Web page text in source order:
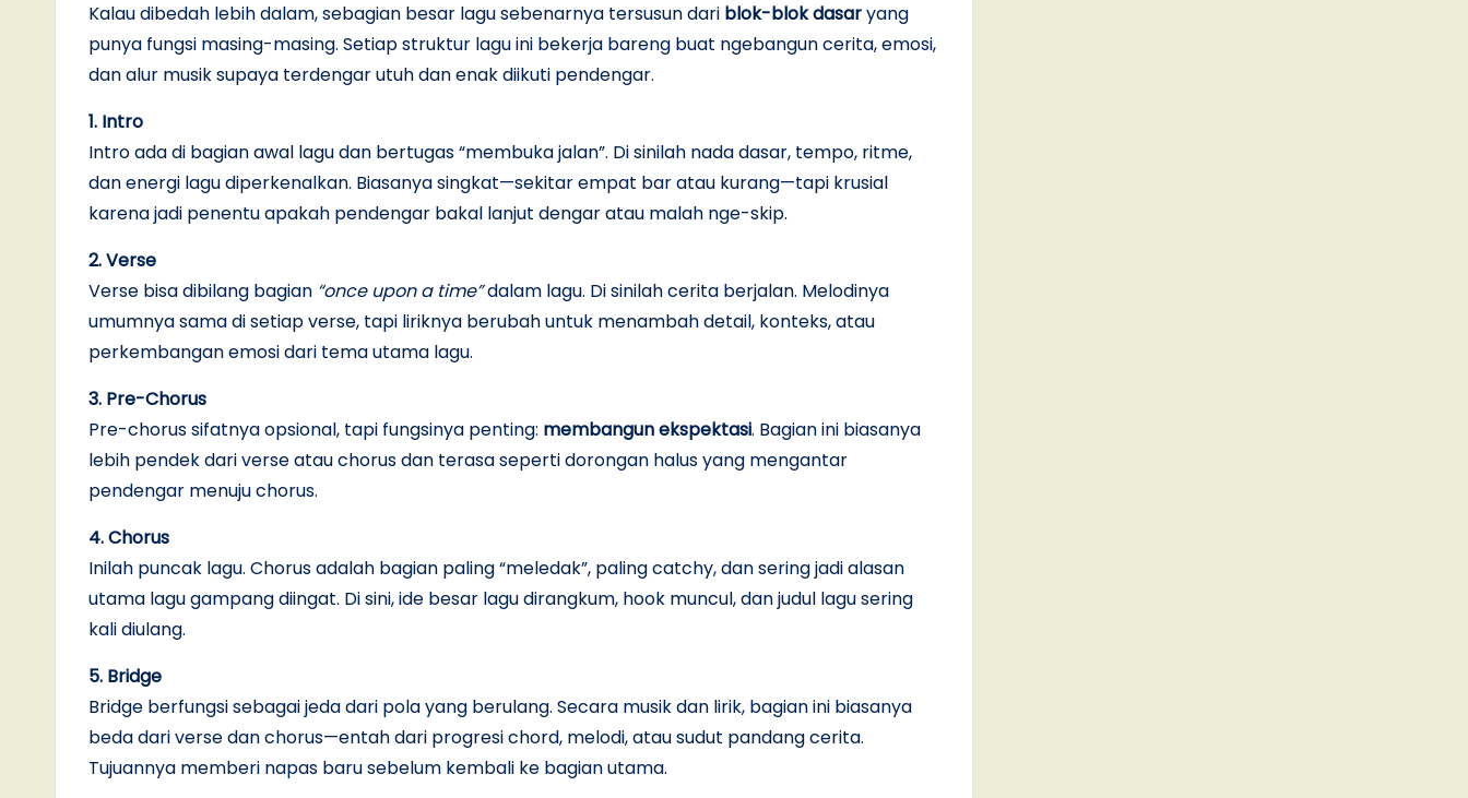
Kalau dibedah lebih dalam, sebagian besar lagu sebenarnya tersusun dari blok-blok dasaryang
punya fungsi masing-masing. Setiap struktur lagu ini bekerja bareng buat ngebangun cerita, emosi,
dan alur musik supaya terdengar utuh dan enak diikuti pendengar.
1. Intro
Intro ada di bagian awal lagu dan bertugas “membuka jalan”. Di sinilah nada dasar, tempo, ritme,
dan energi lagu diperkenalkan. Biasanya singkat—sekitar empat bar atau kurang—tapi krusial
karena jadi penentu apakah pendengar bakal lanjut dengar atau malah nge-skip.
2. Verse
Verse bisa dibilang bagian “once upon a time”dalam lagu. Di sinilah cerita berjalan. Melodinya
umumnya sama di setiap verse, tapi liriknya berubah untuk menambah detail, konteks, atau
perkembangan emosi dari tema utama lagu.
3. Pre-Chorus
Pre-chorus sifatnya opsional, tapi fungsinya penting: membangun ekspektasi. Bagian ini biasanya
lebih pendek dari verse atau chorus dan terasa seperti dorongan halus yang mengantar
pendengar menuju chorus.
4. Chorus
Inilah puncak lagu. Chorus adalah bagian paling “meledak”, paling catchy, dan sering jadi alasan
utama lagu gampang diingat. Di sini, ide besar lagu dirangkum, hook muncul, dan judul lagu sering
kali diulang.
5. Bridge
Bridge berfungsi sebagai jeda dari pola yang berulang. Secara musik dan lirik, bagian ini biasanya
beda dari verse dan chorus—entah dari progresi chord, melodi, atau sudut pandang cerita.
Tujuannya memberi napas baru sebelum kembali ke bagian utama.